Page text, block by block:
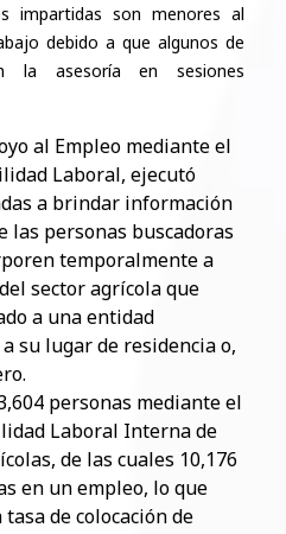
impartidas son menores al
debido a que algunos de
la asesoría en sesiones
al Empleo mediante el
Laboral, ejecutó
a brindar información
las personas buscadoras
temporalmente a
sector agrícola que
a una entidad
su lugar de residencia o,
personas mediante el
Laboral Interna de
de las cuales 10,176
en un empleo, lo que
de colocación de